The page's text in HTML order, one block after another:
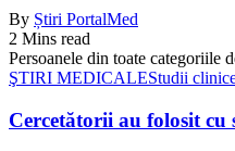
By Știri PortalMed
2 Mins read
Persoanele din toate categoriile
ŞTIRI MEDICALEStudii
Cercetătorii au folosit